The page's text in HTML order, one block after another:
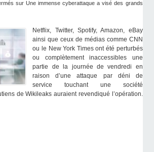
sur Une immense cyberattaque a visé des grands
Netflix, Twitter, Spotify, Amazon, eBay
ainsi que ceux de médias comme CNN
ou le New York Times ont été perturbés
ou complètement inaccessibles une
partie de la journée de vendredi en
raison d’une attaque par déni de
service touchant une société
de Wikileaks auraient revendiqué l’opération.